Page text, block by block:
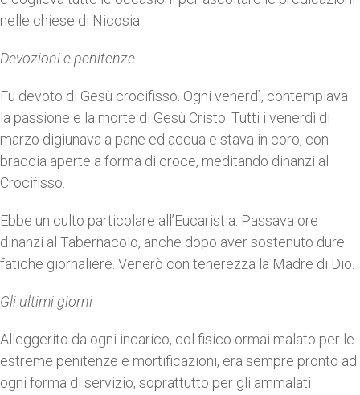
nelle chiese di Nicosia.
Devozioni e penitenze
Fu devoto di Gesù crocifisso. Ogni venerdì, contemplava
la passione e la morte di Gesù Cristo. Tutti i venerdì di
marzo digiunava a pane ed acqua e stava in coro, con
braccia aperte a forma di croce, meditando dinanzi al
Crocifisso.
Ebbe un culto particolare all’Eucaristia. Passava ore
dinanzi al Tabernacolo, anche dopo aver sostenuto dure
fatiche giornaliere. Venerò con tenerezza la Madre di Dio.
Gli ultimi giorni
Alleggerito da ogni incarico, col fisico ormai malato per le
estreme penitenze e mortificazioni, era sempre pronto ad
ogni forma di servizio, soprattutto per gli ammalati